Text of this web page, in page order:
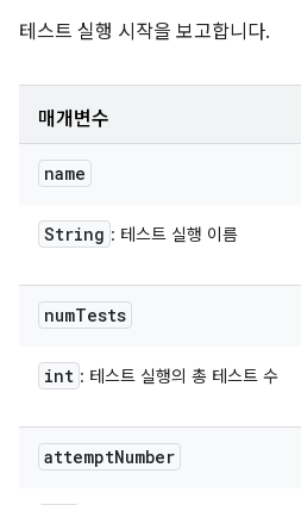
테스트 실행 시작을 보고합니다.
매개변수
name
String : 테스트 실행 이름
numTests
int : 테스트 실행의 총 테스트 수
attemptNumber